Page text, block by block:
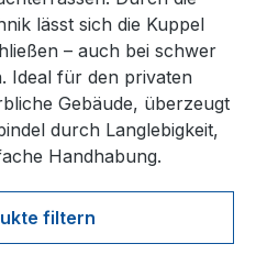
lässt sich die Kuppel
– auch bei schwer
Ideal für den privaten
Gebäude, überzeugt
durch Langlebigkeit,
Handhabung.
filtern